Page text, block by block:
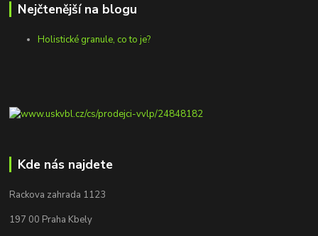
Nejčtenější na blogu
Holistické granule, co to je?
Kde nás najdete
Rackova zahrada 1123
197 00 Praha Kbely